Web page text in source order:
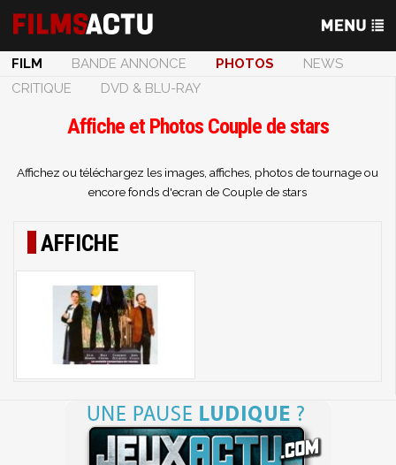
FILM BANDE ANNONCE PHOTOS
NEWS
CRITIQUE
DVD & BLU-RAY
Affiche et Photos Couple de stars
Affichez ou téléchargez les images, affiches, photos de tournage ou
encore fonds d'ecran de Couple de stars
AFFICHE